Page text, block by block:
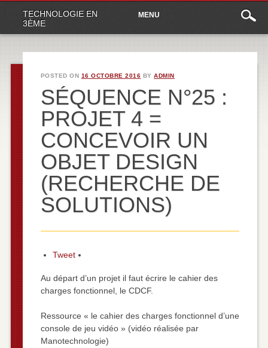
TECHNOLOGIE EN
3ÈME
Main
menu
content
MENU
POSTED ON 16 OCTOBRE 2016 BYADMIN
SÉQUENCE N°25 :
PROJET 4 =
CONCEVOIR UN
OBJET DESIGN
(RECHERCHE DE
SOLUTIONS)
Tweet
Au départ d’un projet il faut écrire le cahier des
charges fonctionnel, le CDCF.
Ressource « le cahier des charges fonctionnel d’une
console de jeu vidéo » (vidéo réalisée par
Manotechnologie)